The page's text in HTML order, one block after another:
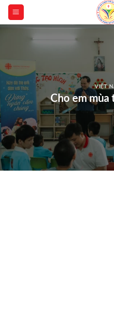
Skip
VIỆT
Cho em mùa